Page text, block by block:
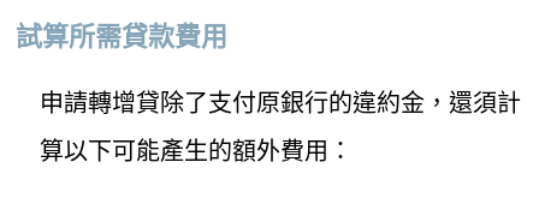
試算所需貸款費用
申請轉增貸除了支付原銀行的違約金，還須計
算以下可能產生的額外費用：